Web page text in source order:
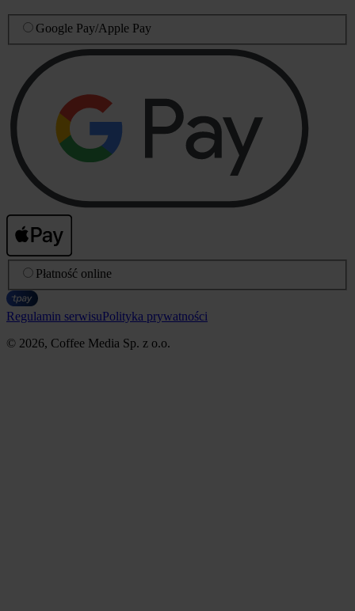
Google Pay/Apple Pay
Płatność online
Regulamin serwisuPolityka prywatności
© 2026, Coffee Media Sp. z o.o.